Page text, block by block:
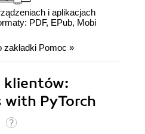
i aplikacjach
PDF, EPub, Mobi
zakładki Pomoc »
klientów:
with PyTorch